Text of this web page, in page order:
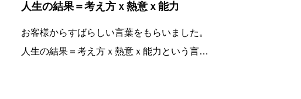
人生の結果＝考え方ｘ熱意ｘ能力
お客様からすばらしい言葉をもらいました。
人生の結果＝考え方ｘ熱意ｘ能力という言葉